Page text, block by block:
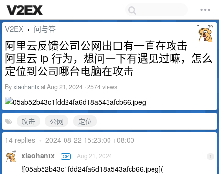
V2EX › 问与答
阿里云反馈公司公网出口有一直在攻击
阿里云 ip 行为，想问一下有遇见过嘛，怎么
定位到公司哪台电脑在攻击
Byxiaohantxat Aug 21, 2024 · 2574 views
攻击 公网
定位
14 replies • 2024-08-22 15:23:00 +08:00
1
xiaohantx OP Aug 21, 2024
![05ab52b43c1fdd24fa6d18a543afcb66.jpeg](